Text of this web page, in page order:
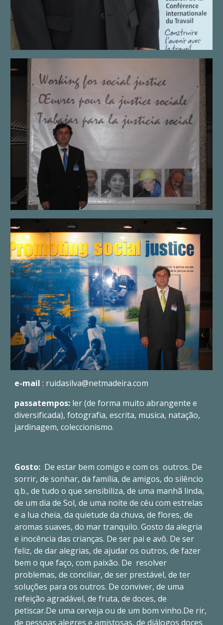
e-mail : ruidasilva@netmadeira.com
passatempos: ler (de forma muito abrangente e
diversificada), fotografia, escrita, musica, natação,
jardinagem, coleccionismo.
Gosto: De estar bem comigo e com os outros. De
sorrir, de sonhar, da família, de amigos, do silêncio
q.b., de tudo o que sensibiliza, de uma manhã linda,
de um dia de Sol, de uma noite de céu com estrelas
e a lua cheia, da quietude da chuva, de flores, de
aromas suaves, do mar tranquilo. Gosto da alegria
e inocência das crianças. De ser pai e avô. De ser
feliz, de dar alegrias, de ajudar os outros, de fazer
bem o que faço, com paixão. De resolver
problemas, de conciliar, de ser prestável, de ter
soluções para os outros. De conviver, de uma
refeição agradável, de fruta, de doces, de
petiscar.De uma cerveja ou de um bom vinho.De rir,
de pessoas alegres e amistosas, de diálogos doces